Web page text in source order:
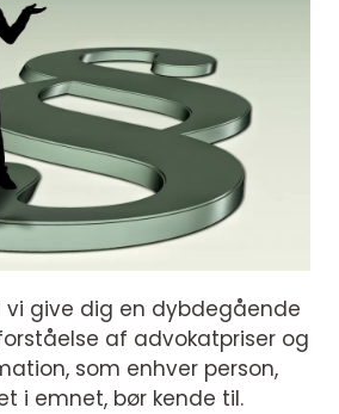
vi give dig en dybdegående
af advokatpriser og
som enhver person,
i emnet, bør kende til.